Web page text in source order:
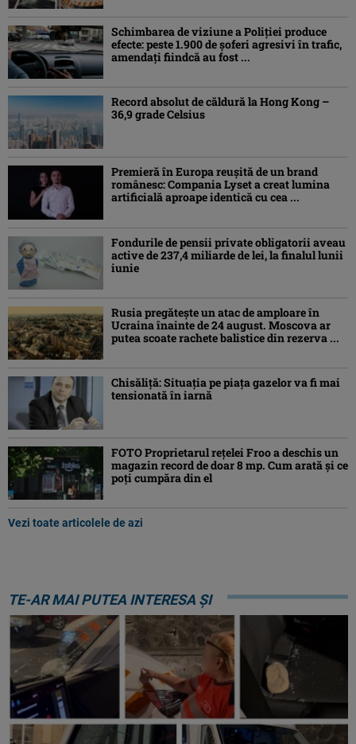
Schimbarea de viziune a Poliţiei produce
efecte: peste 1.900 de şoferi agresivi în trafic,
amendaţi fiindcă au fost ...
Record absolut de căldură la Hong Kong –
36,9 grade Celsius
Premieră în Europa reușită de un brand
românesc: Compania Lyset a creat lumina
artificială aproape identică cu cea ...
Fondurile de pensii private obligatorii aveau
active de 237,4 miliarde de lei, la finalul lunii
iunie
Rusia pregătește un atac de amploare în
Ucraina înainte de 24 august. Moscova ar
putea scoate rachete balistice din rezerva ...
Chisăliţă: Situaţia pe piaţa gazelor va fi mai
tensionată în iarnă
FOTO Proprietarul rețelei Froo a deschis un
magazin record de doar 8 mp. Cum arată și ce
poți cumpăra din el
Vezi toate articolele de azi
TE-AR MAI PUTEA INTERESA ȘI